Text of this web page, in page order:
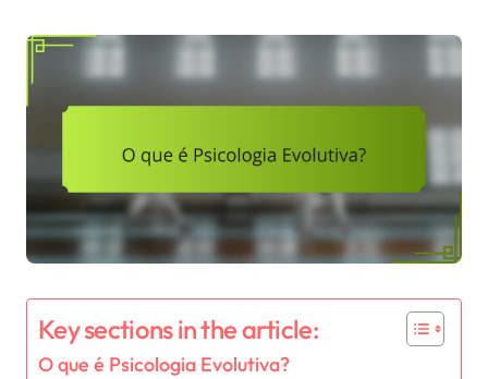
Key sections in the article:
O que é Psicologia Evolutiva?